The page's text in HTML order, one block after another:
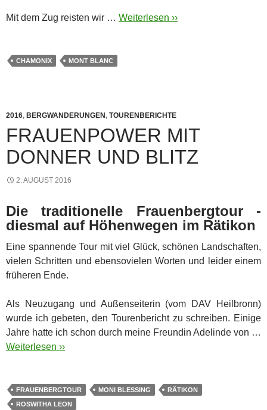
Mit dem Zug reisten wir … Weiterlesen ››
CHAMONIX MONT BLANC
2016, BERGWANDERUNGEN, TOURENBERICHTE
FRAUENPOWER MIT
DONNER UND BLITZ
2. AUGUST 2016
Die traditionelle Frauenbergtour -
diesmal auf Höhenwegen im Rätikon
Eine spannende Tour mit viel Glück, schönen Landschaften,
vielen Schritten und ebensovielen Worten und leider einem
früheren Ende.
Als Neuzugang und Außenseiterin (vom DAV Heilbronn)
wurde ich gebeten, den Tourenbericht zu schreiben. Einige
Jahre hatte ich schon durch meine Freundin Adelinde von …
Weiterlesen ››
FRAUENBERGTOUR MONI BLESSING
RÄTIKON
ROSWITHA LEON